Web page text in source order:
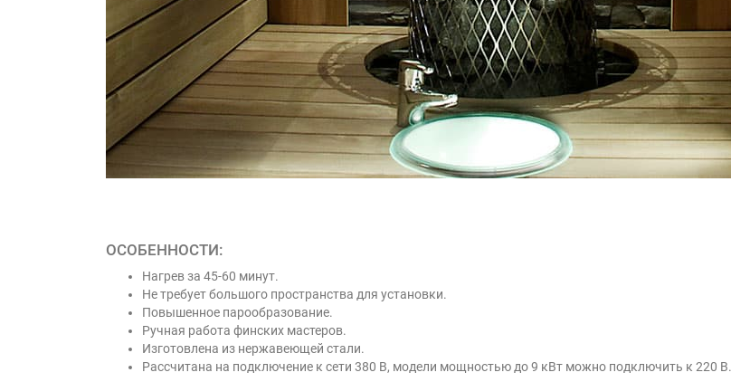
ОСОБЕННОСТИ:
Нагрев за 45-60 минут.
Не требует большого пространства для установки.
Повышенное парообразование.
Ручная работа финских мастеров.
Изготовлена из нержавеющей стали.
Рассчитана на подключение к сети 380 В, модели мощностью до 9 кВт можно подключить к 220 В.